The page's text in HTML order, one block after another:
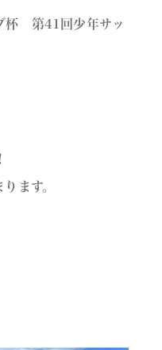
杯 第41回少年サッ
ます。